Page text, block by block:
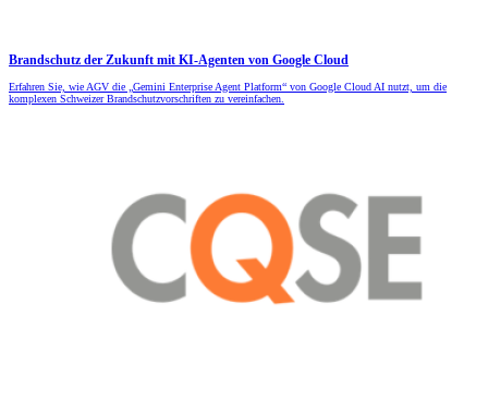
Brandschutz der Zukunft mit KI-Agenten von Google Cloud
Erfahren Sie, wie AGV die „Gemini Enterprise Agent Platform“ von Google Cloud AI nutzt, um die
komplexen Schweizer Brandschutzvorschriften zu vereinfachen.